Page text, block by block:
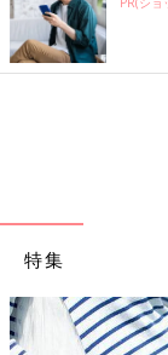
特集